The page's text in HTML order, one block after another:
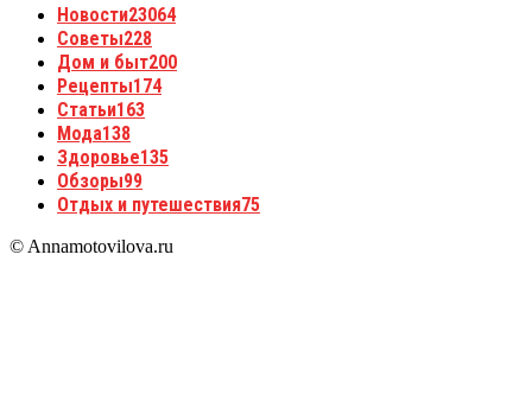
Новости23064
Советы228
Дом и быт200
Рецепты174
Статьи163
Мода138
Здоровье135
Обзоры99
Отдых и путешествия75
© Annamotovilova.ru